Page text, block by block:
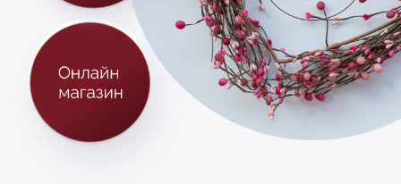
ОСТАВЬТЕ ЗАЯВКУ
И МЫ СВЯЖЕМСЯ С ВАМИ
Или свяжитесь с нами по телефону или email
+7 (495) 988 83-35
info@avroraclinic.ru
Адрес: улица Шаболовка, дом 23, корп.1.